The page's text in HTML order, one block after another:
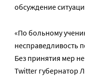
обсуждение
«По больному
несправедливость
Без принятия мер
Twitter губернатор